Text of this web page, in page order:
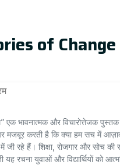
of Change
एक भावनात्मक और विचारोत्तेजक
मजबूर करती है कि क्या हम सच में
रहे हैं। शिक्षा, रोजगार और सोच की
यह रचना युवाओं और विद्यार्थियों को